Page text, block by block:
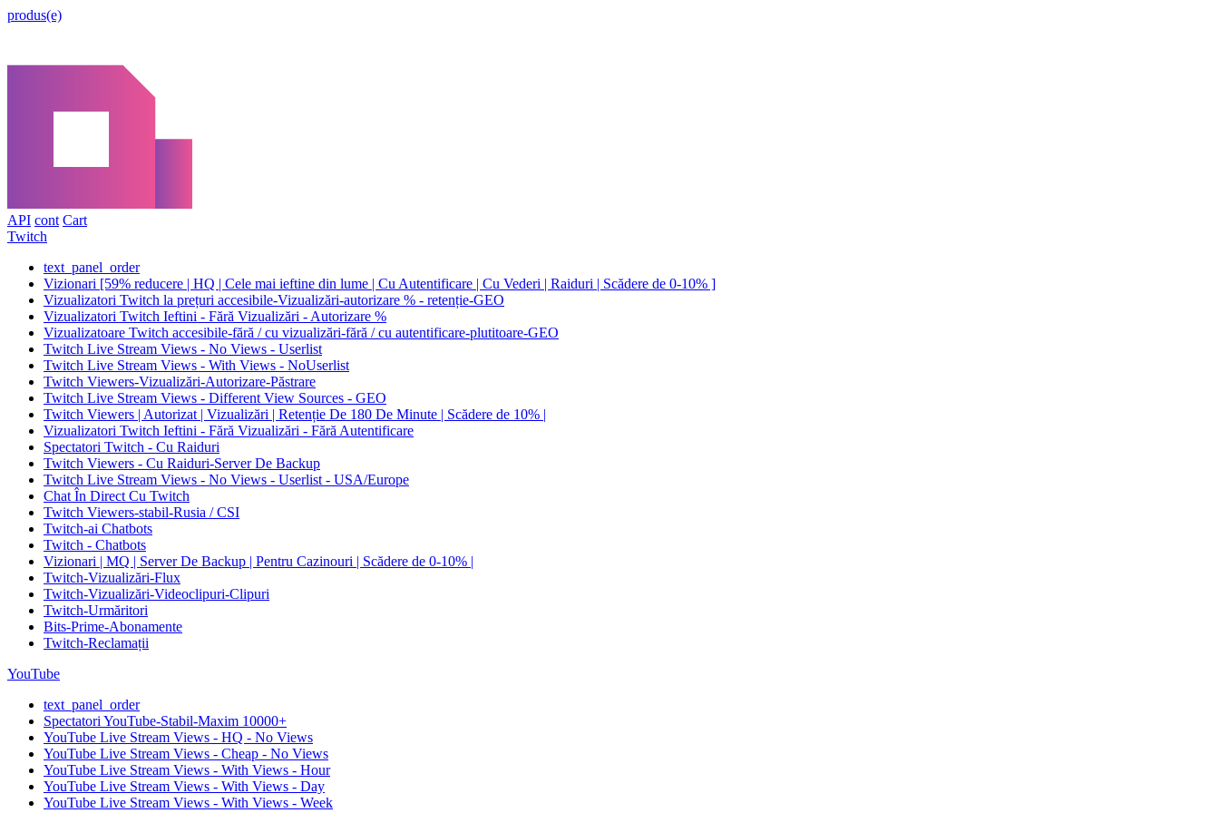
produs(e)
API cont Cart
Twitch
text_panel_order
Vizionari [59% reducere | HQ | Cele mai ieftine din lume | Cu Autentificare | Cu Vederi | Raiduri | Scădere de 0-10% ]
Vizualizatori Twitch la prețuri accesibile-Vizualizări-autorizare % - retenție-GEO
Vizualizatori Twitch Ieftini - Fără Vizualizări - Autorizare %
Vizualizatoare Twitch accesibile-fără / cu vizualizări-fără / cu autentificare-plutitoare-GEO
Twitch Live Stream Views - No Views - Userlist
Twitch Live Stream Views - With Views - NoUserlist
Twitch Viewers-Vizualizări-Autorizare-Păstrare
Twitch Live Stream Views - Different View Sources - GEO
Twitch Viewers | Autorizat | Vizualizări | Retenție De 180 De Minute | Scădere de 10% |
Vizualizatori Twitch Ieftini - Fără Vizualizări - Fără Autentificare
Spectatori Twitch - Cu Raiduri
Twitch Viewers - Cu Raiduri-Server De Backup
Twitch Live Stream Views - No Views - Userlist - USA/Europe
Chat În Direct Cu Twitch
Twitch Viewers-stabil-Rusia / CSI
Twitch-ai Chatbots
Twitch - Chatbots
Vizionari | MQ | Server De Backup | Pentru Cazinouri | Scădere de 0-10% |
Twitch-Vizualizări-Flux
Twitch-Vizualizări-Videoclipuri-Clipuri
Twitch-Urmăritori
Bits-Prime-Abonamente
Twitch-Reclamații
YouTube
text_panel_order
Spectatori YouTube-Stabil-Maxim 10000+
YouTube Live Stream Views - HQ - No Views
YouTube Live Stream Views - Cheap - No Views
YouTube Live Stream Views - With Views - Hour
YouTube Live Stream Views - With Views - Day
YouTube Live Stream Views - With Views - Week